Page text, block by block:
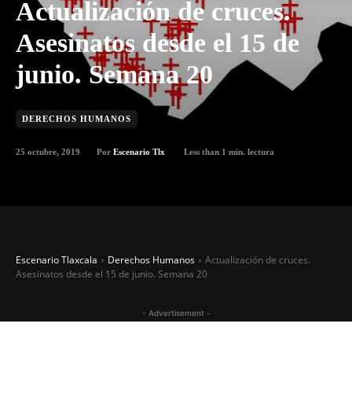
Actualización de cruces.
Asesinatos desde el 15 de
junio. Semana 20
DERECHOS HUMANOS
25 octubre, 2019 Por Escenario Tlx Less than 1 min. lectura
Escenario Tlaxcala Derechos Humanos
Actualización de cruces.
Asesinatos desde el 15 de junio. Semana 20
- Advertisement -